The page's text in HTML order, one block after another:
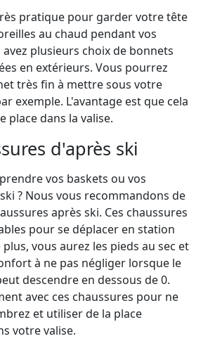
pratique pour garder votre tête
au chaud pendant vos
avez plusieurs choix de bonnets
en extérieurs. Vous pourrez
très fin à mettre sous votre
exemple. L'avantage est que cela
place dans la valise.
d'après ski
vos baskets ou vos
? Nous vous recommandons de
après ski. Ces chaussures
pour se déplacer en station
plus, vous aurez les pieds au sec et
à ne pas négliger lorsque le
descendre en dessous de 0.
avec ces chaussures pour ne
et utiliser de la place
votre valise.